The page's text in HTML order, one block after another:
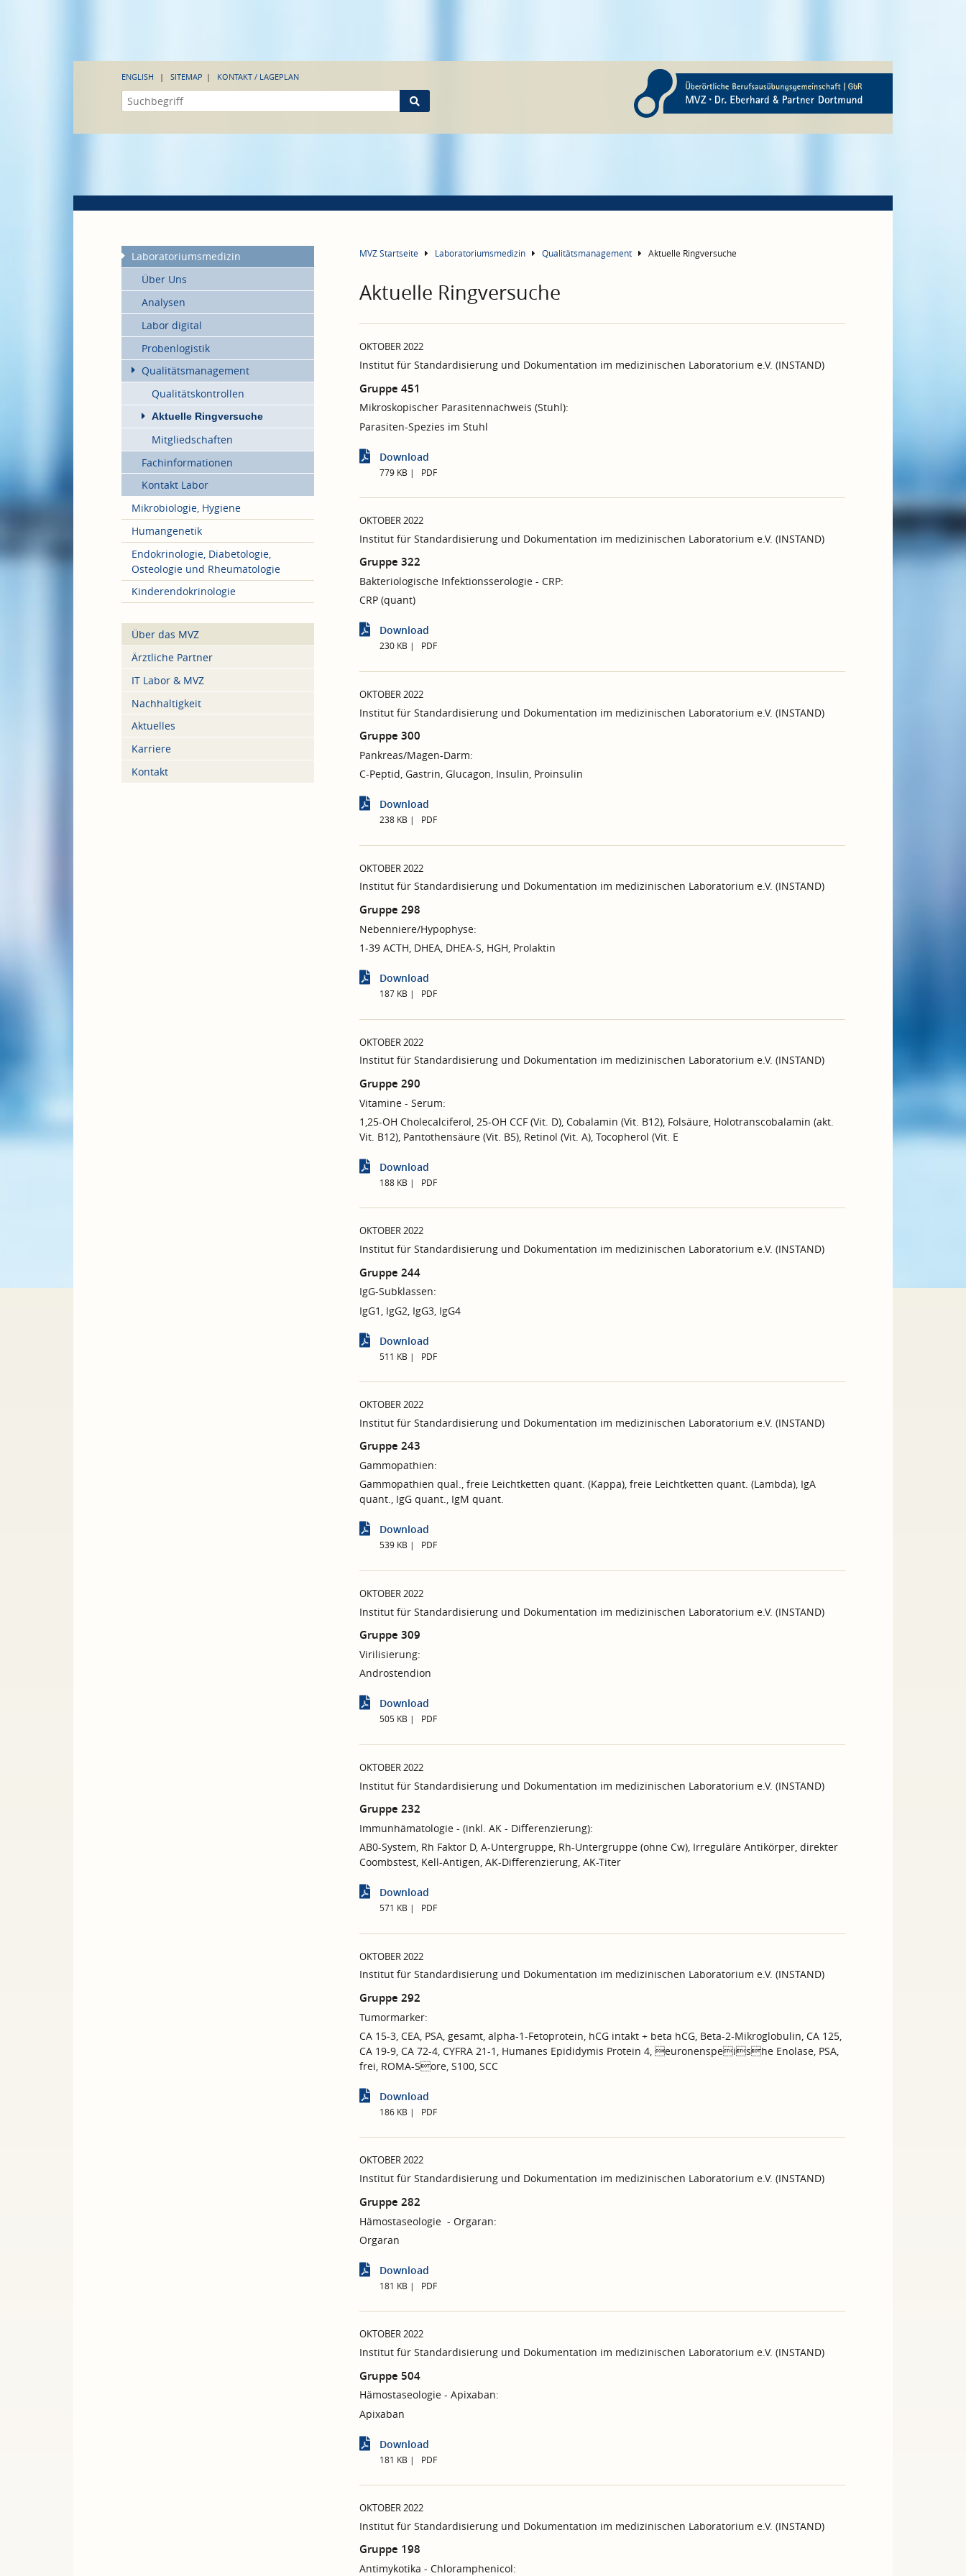
ENGLISH SITEMAP KONTAKT / LAGEPLAN
Laboratoriumsmedizin
Über Uns
Analysen
Labor digital
Probenlogistik
Qualitätsmanagement
Qualitätskontrollen
Aktuelle Ringversuche
Mitgliedschaften
Fachinformationen
Kontakt Labor
Mikrobiologie, Hygiene
Humangenetik
Endokrinologie, Diabetologie,
Osteologie und Rheumatologie
Kinderendokrinologie
Über das MVZ
Ärztliche Partner
IT Labor & MVZ
Nachhaltigkeit
Aktuelles
Karriere
Kontakt
MVZ Startseite Laboratoriumsmedizin Qualitätsmanagement Aktuelle Ringversuche
Aktuelle Ringversuche
OKTOBER 2022
Institut für Standardisierung und Dokumentation im medizinischen Laboratorium e.V. (INSTAND)
Gruppe 451
Mikroskopischer Parasitennachweis (Stuhl):
Parasiten-Spezies im Stuhl
Download
779 KB PDF
OKTOBER 2022
Institut für Standardisierung und Dokumentation im medizinischen Laboratorium e.V. (INSTAND)
Gruppe 322
Bakteriologische Infektionsserologie - CRP:
CRP (quant)
Download
230 KB PDF
OKTOBER 2022
Institut für Standardisierung und Dokumentation im medizinischen Laboratorium e.V. (INSTAND)
Gruppe 300
Pankreas/Magen-Darm:
C-Peptid, Gastrin, Glucagon, Insulin, Proinsulin
Download
238 KB PDF
OKTOBER 2022
Institut für Standardisierung und Dokumentation im medizinischen Laboratorium e.V. (INSTAND)
Gruppe 298
Nebenniere/Hypophyse:
1-39 ACTH, DHEA, DHEA-S, HGH, Prolaktin
Download
187 KB PDF
OKTOBER 2022
Institut für Standardisierung und Dokumentation im medizinischen Laboratorium e.V. (INSTAND)
Gruppe 290
Vitamine - Serum:
1,25-OH Cholecalciferol, 25-OH CCF (Vit. D), Cobalamin (Vit. B12), Folsäure, Holotranscobalamin (akt.
Vit. B12), Pantothensäure (Vit. B5), Retinol (Vit. A), Tocopherol (Vit. E
Download
188 KB PDF
OKTOBER 2022
Institut für Standardisierung und Dokumentation im medizinischen Laboratorium e.V. (INSTAND)
Gruppe 244
IgG-Subklassen:
IgG1, IgG2, IgG3, IgG4
Download
511 KB PDF
OKTOBER 2022
Institut für Standardisierung und Dokumentation im medizinischen Laboratorium e.V. (INSTAND)
Gruppe 243
Gammopathien:
Gammopathien qual., freie Leichtketten quant. (Kappa), freie Leichtketten quant. (Lambda), IgA
quant., IgG quant., IgM quant.
Download
539 KB PDF
OKTOBER 2022
Institut für Standardisierung und Dokumentation im medizinischen Laboratorium e.V. (INSTAND)
Gruppe 309
Virilisierung:
Androstendion
Download
505 KB PDF
OKTOBER 2022
Institut für Standardisierung und Dokumentation im medizinischen Laboratorium e.V. (INSTAND)
Gruppe 232
Immunhämatologie - (inkl. AK - Differenzierung):
AB0-System, Rh Faktor D, A-Untergruppe, Rh-Untergruppe (ohne Cw), Irreguläre Antikörper, direkter
Coombstest, Kell-Antigen, AK-Differenzierung, AK-Titer
Download
571 KB PDF
OKTOBER 2022
Institut für Standardisierung und Dokumentation im medizinischen Laboratorium e.V. (INSTAND)
Gruppe 292
Tumormarker:
CA 15-3, CEA, PSA, gesamt, alpha-1-Fetoprotein, hCG intakt + beta hCG, Beta-2-Mikroglobulin, CA 125,
CA 19-9, CA 72-4, CYFRA 21-1, Humanes Epididymis Protein 4, euronenspeishe Enolase, PSA,
frei, ROMA-Sore, S100, SCC
Download
186 KB PDF
OKTOBER 2022
Institut für Standardisierung und Dokumentation im medizinischen Laboratorium e.V. (INSTAND)
Gruppe 282
Hämostaseologie - Orgaran:
Orgaran
Download
181 KB PDF
OKTOBER 2022
Institut für Standardisierung und Dokumentation im medizinischen Laboratorium e.V. (INSTAND)
Gruppe 504
Hämostaseologie - Apixaban:
Apixaban
Download
181 KB PDF
OKTOBER 2022
Institut für Standardisierung und Dokumentation im medizinischen Laboratorium e.V. (INSTAND)
Gruppe 198
Antimykotika - Chloramphenicol: